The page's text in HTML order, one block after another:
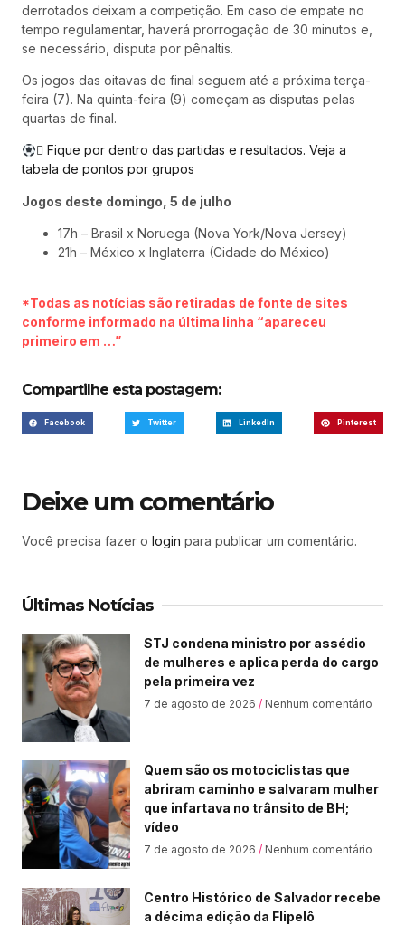
derrotados deixam a competição. Em caso de empate no
tempo regulamentar, haverá prorrogação de 30 minutos e,
se necessário, disputa por pênaltis.
Os jogos das oitavas de final seguem até a próxima terça-
feira (7). Na quinta-feira (9) começam as disputas pelas
quartas de final.
 Fique por dentro das partidas e resultados. Veja a
tabela de pontos por grupos
Jogos deste domingo, 5 de julho
17h – Brasil x Noruega (Nova York/Nova Jersey)
21h – México x Inglaterra (Cidade do México)
*Todas as notícias são retiradas de fonte de sites
conforme informado na última linha “apareceu
primeiro em …”
Compartilhe esta postagem:
Facebook Twitter LinkedIn Pinterest
Deixe um comentário
Você precisa fazer o login para publicar um comentário.
Últimas Notícias
STJ condena ministro por assédio
de mulheres e aplica perda do cargo
pela primeira vez
7 de agosto de 2026 Nenhum comentário
Quem são os motociclistas que
abriram caminho e salvaram mulher
que infartava no trânsito de BH;
vídeo
7 de agosto de 2026 Nenhum comentário
Centro Histórico de Salvador recebe
a décima edição da Flipelô